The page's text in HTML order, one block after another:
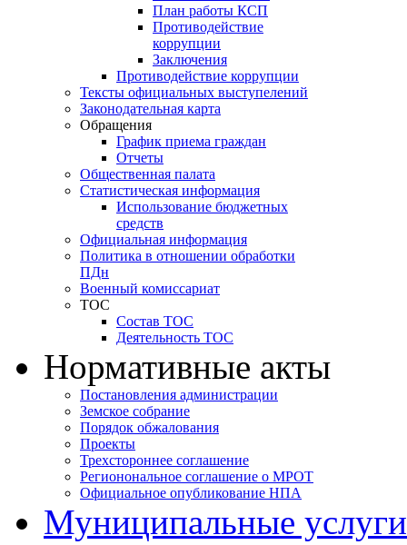
План работы КСП
Противодействие
коррупции
Заключения
Противодействие коррупции
Тексты официальных выступелений
Законодательная карта
Обращения
График приема граждан
Отчеты
Общественная палата
Статистическая информация
Использование бюджетных
средств
Официальная информация
Политика в отношении обработки
ПДн
Военный комиссариат
ТОС
Состав ТОС
Деятельность ТОС
Нормативные акты
Постановления администрации
Земское собрание
Порядок обжалования
Проекты
Трехстороннее соглашение
Регионональное соглашение о МРОТ
Официальное опубликование НПА
Муниципальные услуги